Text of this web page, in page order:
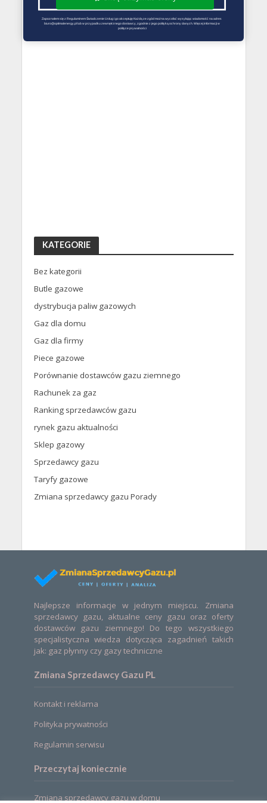
KATEGORIE
Bez kategorii
Butle gazowe
dystrybucja paliw gazowych
Gaz dla domu
Gaz dla firmy
Piece gazowe
Porównanie dostawców gazu ziemnego
Rachunek za gaz
Ranking sprzedawców gazu
rynek gazu aktualności
Sklep gazowy
Sprzedawcy gazu
Taryfy gazowe
Zmiana sprzedawcy gazu Porady
Najlepsze informacje w jednym miejscu. Zmiana
sprzedawcy gazu, aktualne ceny gazu oraz oferty
dostawców gazu ziemnego! Do tego wszystkiego
specjalistyczna wiedza dotycząca zagadnień takich
jak: gaz płynny czy gazy techniczne
Zmiana Sprzedawcy Gazu PL
Kontakt i reklama
Polityka prywatności
Regulamin serwisu
Przeczytaj koniecznie
Zmiana sprzedawcy gazu w domu
Zapoznałem się z Regulaminem Świadczenie Usług i go akceptuję Każdą ze zgód można wycofać wysyłając wiadomość na adres
biuro@optimalenergy.pl lub w przypadku zewnętrznego dostawcy, zgodnie z jego polityką ochrony danych. Więcej informacji w
polityce prywatności